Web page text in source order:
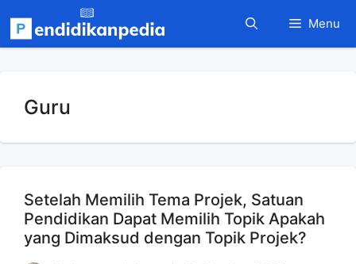
isi
Menu
Guru
Setelah Memilih Tema Projek, Satuan
Pendidikan Dapat Memilih Topik Apakah
yang Dimaksud dengan Topik Projek?